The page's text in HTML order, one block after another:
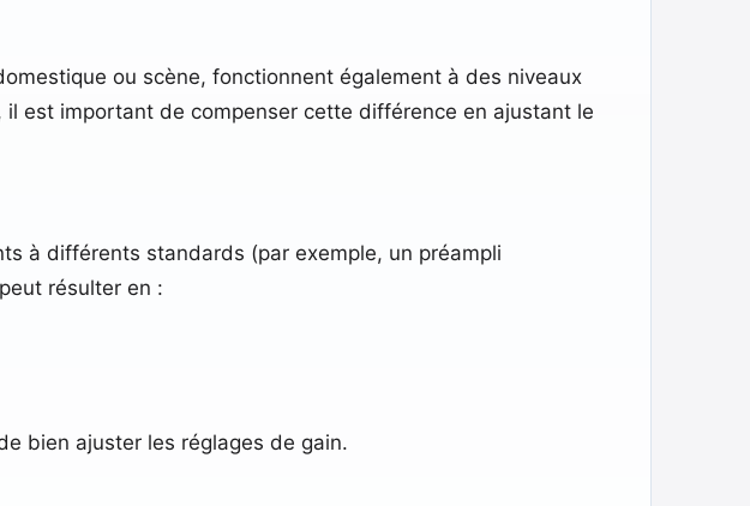
ou scène, fonctionnent également à des niveaux
est important de compenser cette différence en ajustant le
à différents standards (par exemple, un préampli
résulter en :
bien ajuster les réglages de gain.